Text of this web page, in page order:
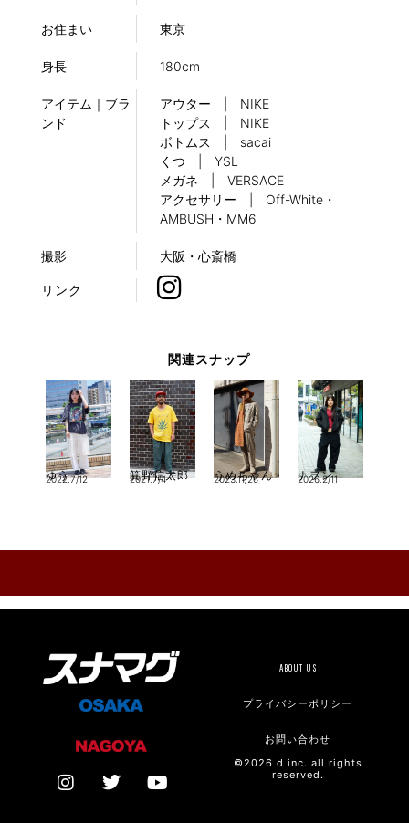
お住まい 東京
身長 180cm
アイテム｜ブラ
ンド
アウター | NIKE
トップス | NIKE
ボトムス | sacai
くつ | YSL
メガネ | VERSACE
アクセサリー | Off-White・
AMBUSH・MM6
撮影 大阪・心斎橋
リンク
関連スナップ
ゆう
2022.7/12 箕野信太郎
2021.7/4 うめちゃん
2023.11/26 ナヲン
2026.2/11
ABOUT US
プライバシーポリシー
お問い合わせ
©2026 d inc. all rights
reserved.